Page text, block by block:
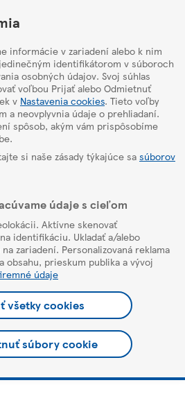
informácie v zariadení alebo k nim
identifikátorom v súboroch
osobných údajov. Svoj súhlas
voľbou Prijať alebo Odmietnuť
v Nastavenia cookies. Tieto voľby
a neovplyvnia údaje o prehliadaní.
spôsob, akým vám prispôsobíme
si naše zásady týkajúce sa súborov
údaje s cieľom
Aktívne skenovať
identifikáciu. Ukladať a/alebo
zariadení. Personalizovaná reklama
obsahu, prieskum publika a vývoj
údaje
všetky cookies
súbory cookie